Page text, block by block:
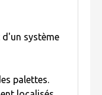
système
palettes.